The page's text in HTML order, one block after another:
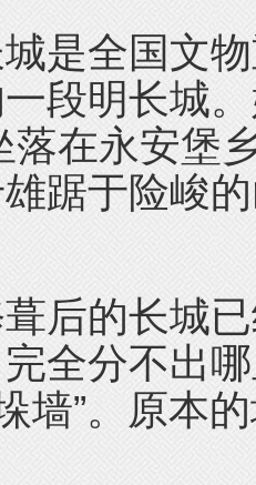
全国文物
段明长城
落在永安堡
踞于险峻
的长城已
全分不出
墙”。原本